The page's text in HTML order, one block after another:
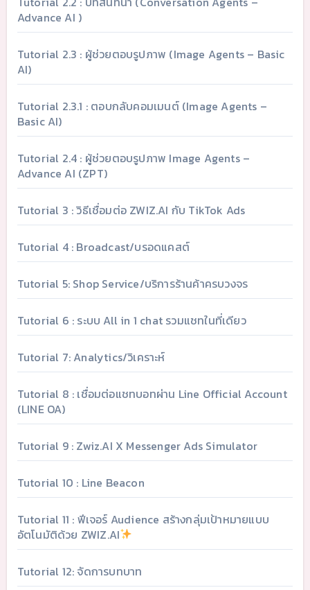
Advance AI )
Tutorial 2.3 : ผู้ช่วยตอบรูปภาพ (Image Agents – Basic
AI)
Tutorial 2.3.1 : ตอบกลับคอมเมนต์ (Image Agents –
Basic AI)
Tutorial 2.4 : ผู้ช่วยตอบรูปภาพ Image Agents –
Advance AI (ZPT)
Tutorial 3 : วิธีเชื่อมต่อ ZWIZ.AI กับ TikTok Ads
Tutorial 4 : Broadcast/บรอดแคสต์
Tutorial 5: Shop Service/บริการร้านค้าครบวงจร
Tutorial 6 : ระบบ All in 1 chat รวมแชทในที่เดียว
Tutorial 7: Analytics/วิเคราะห์
Tutorial 8 : เชื่อมต่อแชทบอทผ่าน Line Official Account
(LINE OA)
Tutorial 9 : Zwiz.AI X Messenger Ads Simulator
Tutorial 10 : Line Beacon
Tutorial 11 : ฟีเจอร์ Audience สร้างกลุ่มเป้าหมายแบบ
อัตโนมัติด้วย ZWIZ.AI
Tutorial 12: จัดการบทบาท